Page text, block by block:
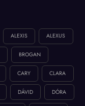
ALEXIS ALEXUS
BROGAN
CARY CLARA
DÁVID DÓRA